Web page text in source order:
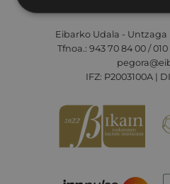
Eibarko Udala - Untzaga
Tfnoa.: 943 70 84 00 /
IFZ: P2003100A |